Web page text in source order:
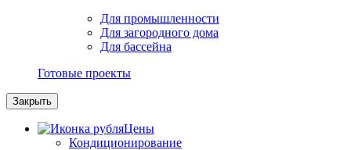
Для промышленности
Для загородного дома
Для бассейна
Готовые проекты
Закрыть
Цены
Кондиционирование